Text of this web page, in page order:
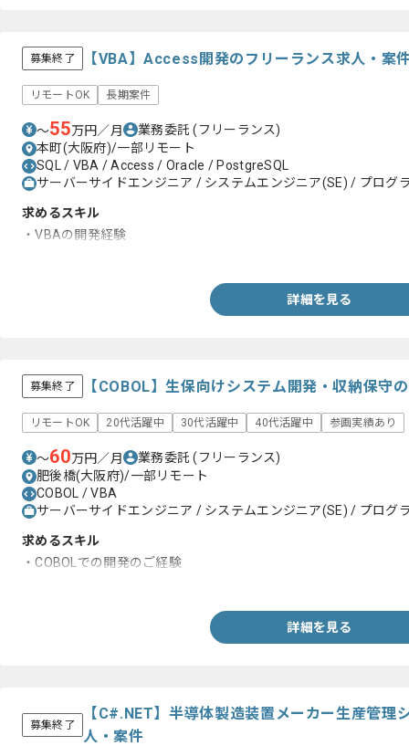
募集終了 【VBA】Access開発のフリーランス求人・案
リモートOK 長期案件
〜55万円／月 業務委託(フリーランス)
本町(大阪府)/一部リモート
SQL / VBA / Access / Oracle / PostgreSQL
サーバーサイドエンジニア / システムエンジニア(SE) / プログ
求めるスキル
・VBAの開発経験
詳細を見る
募集終了 【COBOL】生保向けシステム開発・収納保守
リモートOK 20代活躍中 30代活躍中 40代活躍中 参画実績あり
〜60万円／月 業務委託(フリーランス)
肥後橋(大阪府)/一部リモート
COBOL / VBA
サーバーサイドエンジニア / システムエンジニア(SE) / プログ
求めるスキル
・COBOLでの開発のご経験
詳細を見る
募集終了
【C#.NET】半導体製造装置メーカー生産管理
人・案件